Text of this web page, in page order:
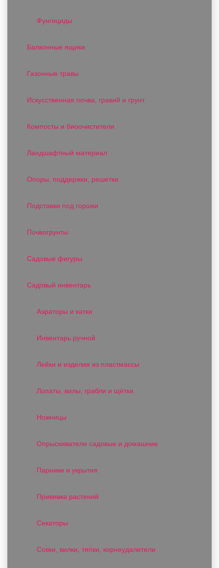
Фунгициды
Балконные ящики
Газонные травы
Искусственная почва, гравий и грунт
Компосты и биоочистители
Ландшафтный материал
Опоры, поддержки, решетки
Подставки под горшки
Почвогрунты
Садовые фигуры
Садовый инвентарь
Аэраторы и катки
Инвентарь ручной
Лейки и изделия из пластмассы
Лопаты, вилы, грабли и щётки
Ножницы
Опрыскиватели садовые и домашние
Парники и укрытия
Прививка растений
Секаторы
Совки, вилки, тяпки, корнеудалители